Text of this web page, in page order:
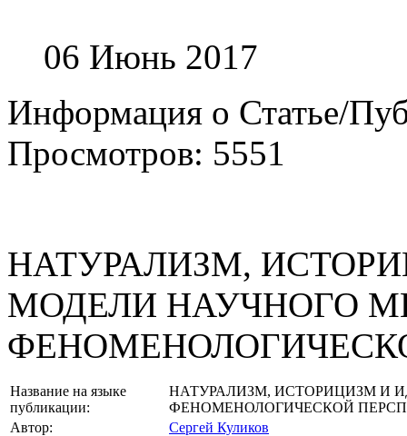
06 Июнь 2017
Информация о Статье/
Просмотров: 5551
НАТУРАЛИЗМ,
МОДЕЛИ НАУЧНОГО
Название на языке
публикации:
НАТУРАЛИЗМ, ИСТОРИЦИЗМ И
ФЕНОМЕНОЛОГИЧЕСКОЙ
Автор:
Сергей Куликов